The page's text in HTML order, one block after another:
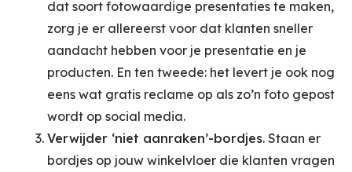
dat soort fotowaardige presentaties te maken,
zorg je er allereerst voor dat klanten sneller
aandacht hebben voor je presentatie en je
producten. En ten tweede: het levert je ook nog
eens wat gratis reclame op als zo’n foto gepost
wordt op social media.
Verwijder ‘niet aanraken’-bordjes. Staan er
bordjes op jouw winkelvloer die klanten vragen